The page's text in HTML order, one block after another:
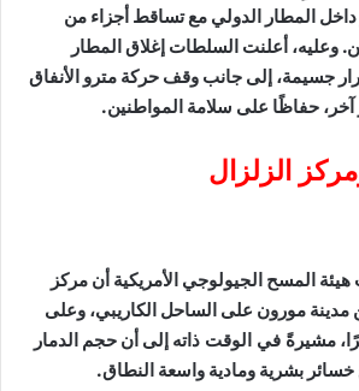
المطار الدولي مع تساقط أجزاء من
وعليه، أعلنت السلطات إغلاق المطار
جسيمة، إلى جانب وقف حركة مترو الأنفاق
حفاظًا على سلامة المواطنين.
الزلزال
المسح الجيولوجي الأمريكية أن مركز
مدينة مورون على الساحل الكاريبي، وعلى
مشيرةً في الوقت ذاته إلى أن حجم الدمار
بشرية ومادية واسعة النطاق.